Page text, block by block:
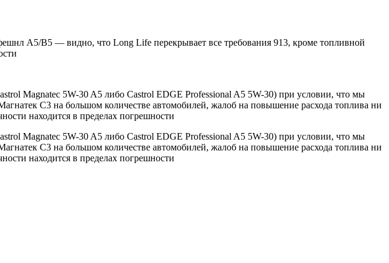
А5/В5 — видно, что Long Life перекрывает все требования 913, кроме топливной
Magnatec 5W-30 A5 либо Castrol EDGE Professional A5 5W-30) при условии, что мы
С3 на большом количестве автомобилей, жалоб на повышение расхода топлива ни
находится в пределах погрешности
Magnatec 5W-30 A5 либо Castrol EDGE Professional A5 5W-30) при условии, что мы
С3 на большом количестве автомобилей, жалоб на повышение расхода топлива ни
находится в пределах погрешности